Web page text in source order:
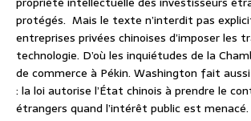
protégés. Mais le texte n’interdit pas
entreprises privées chinoises d’imposer les
technologie. D’où les inquiétudes de la
de commerce à Pékin. Washington fait
: la loi autorise l’État chinois à prendre le
étrangers quand l’intérêt public est